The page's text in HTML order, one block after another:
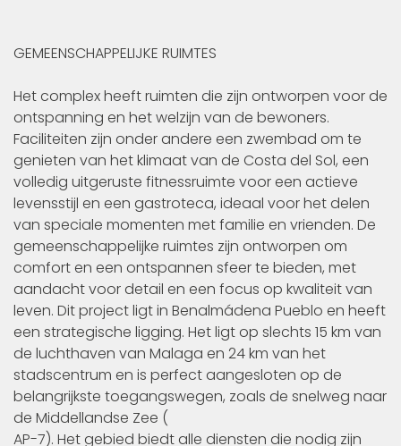
GEMEENSCHAPPELIJKE RUIMTES
Het complex heeft ruimten die zijn ontworpen voor de
ontspanning en het welzijn van de bewoners.
Faciliteiten zijn onder andere een zwembad om te
genieten van het klimaat van de Costa del Sol, een
volledig uitgeruste fitnessruimte voor een actieve
levensstijl en een gastroteca, ideaal voor het delen
van speciale momenten met familie en vrienden. De
gemeenschappelijke ruimtes zijn ontworpen om
comfort en een ontspannen sfeer te bieden, met
aandacht voor detail en een focus op kwaliteit van
leven. Dit project ligt in Benalmádena Pueblo en heeft
een strategische ligging. Het ligt op slechts 15 km van
de luchthaven van Malaga en 24 km van het
stadscentrum en is perfect aangesloten op de
belangrijkste toegangswegen, zoals de snelweg naar
de Middellandse Zee (
AP-7). Het gebied biedt alle diensten die nodig zijn